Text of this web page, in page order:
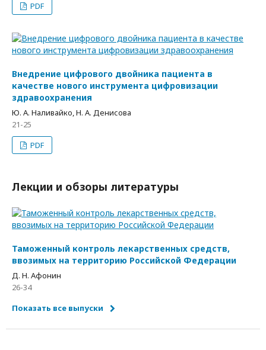
PDF
Внедрение цифрового двойника пациента в
качестве нового инструмента цифровизации
здравоохранения
Ю. А. Наливайко, Н. А. Денисова
21-25
PDF
Лекции и обзоры литературы
Таможенный контроль лекарственных средств,
ввозимых на территорию Российской Федерации
Д. Н. Афонин
26-34
Показать все выпуски